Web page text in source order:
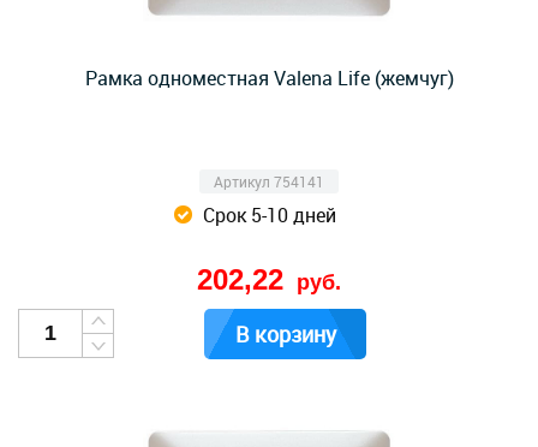
Рамка одноместная Valena Life (жемчуг)
Артикул 754141
Срок 5-10 дней
202,22 руб.
В корзину